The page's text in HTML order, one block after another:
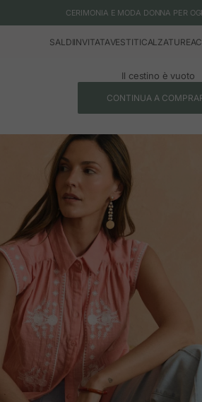
CERIMONIA E MODA DONNA PER
SALDIINVITATAVESTITICALZATURE
Il cestino è vuoto
CONTINUA A